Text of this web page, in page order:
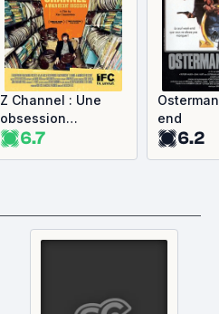
Z Channel : Une
obsession
magnifique
6.7
end
6.2